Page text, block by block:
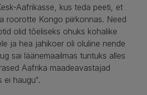
Aafrikasse, kus teda peeti, et
roorotte Kongo piirkonnas. Need
olid tõeliseks ohuks kohalike
ja hea jahikoer oli oluline nende
sai läänemaailmas tuntuks alles
Aafrika maadeavastajad
ei haugu“.